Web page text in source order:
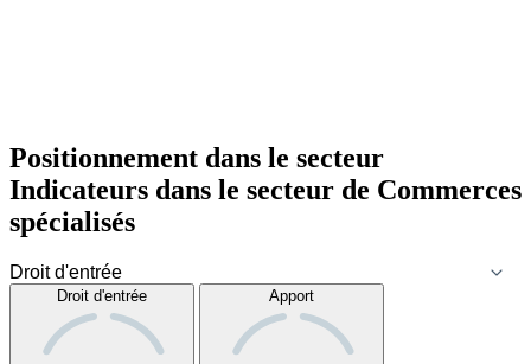
Positionnement dans le secteur
Indicateurs dans le secteur de Commerces
spécialisés
Droit d'entrée Apport